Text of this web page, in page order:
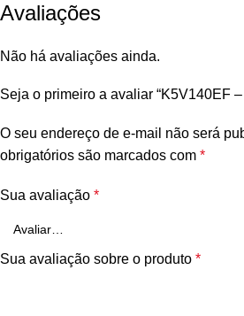
Avaliações
Não há avaliações ainda.
Seja o primeiro a avaliar “K5V140EF
O seu endereço de e-mail não será
obrigatórios são marcados com *
Sua avaliação *
Sua avaliação sobre o produto *